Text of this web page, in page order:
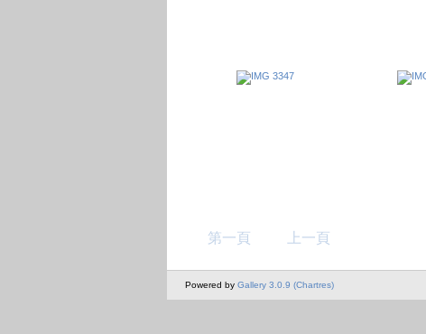
第一頁 上一頁
Powered by Gallery 3.0.9 (Chartres)